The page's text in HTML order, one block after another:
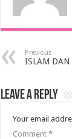
Previous
ISLAM DAN
Leave a Reply
Your email
Comment *